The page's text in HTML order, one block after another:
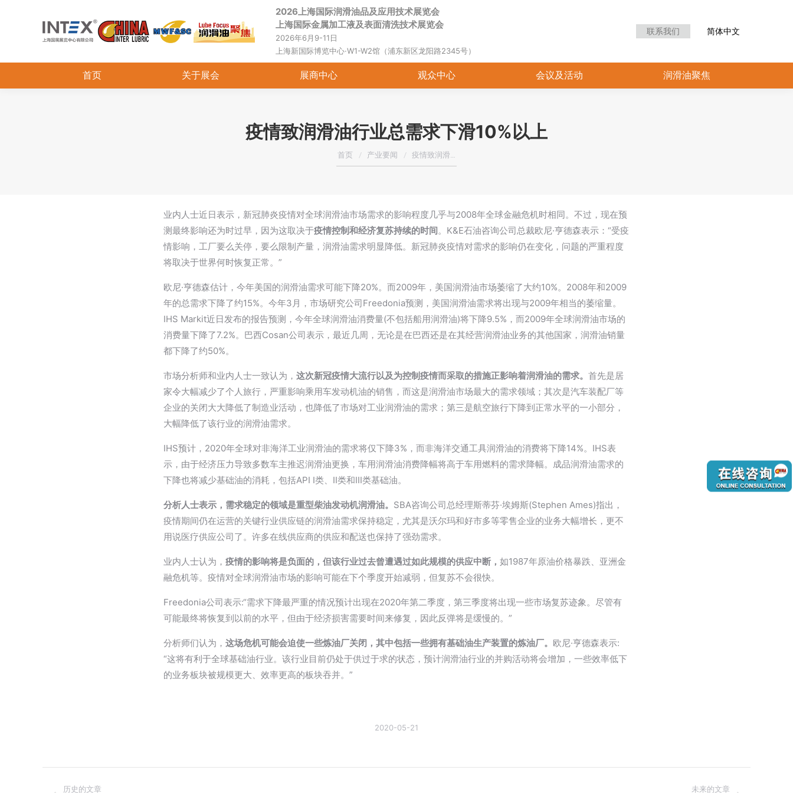
2026上海国际润滑油品及应用技术展览会
上海国际金属加工液及表面清洗技术展览会
2026年6月9-11日
上海新国际博览中心·W1-W2馆（浦东新区龙阳路2345号）
联系我们 简体中文
首页 关于展会 展商中心 观众中心 会议及活动 润滑油聚焦
疫情致润滑油行业总需求下滑10%以上
您在这里：
首页 产业要闻 疫情致润滑…
业内人士近日表示，新冠肺炎疫情对全球润滑油市场需求的影响程度几乎与2008年全球金融危机时相同。不过，现在预
测最终影响还为时过早，因为这取决于疫情控制和经济复苏持续的时间。K&E石油咨询公司总裁欧尼·亨德森表示：“受疫
情影响，工厂要么关停，要么限制产量，润滑油需求明显降低。新冠肺炎疫情对需求的影响仍在变化，问题的严重程度
将取决于世界何时恢复正常。”
欧尼·亨德森估计，今年美国的润滑油需求可能下降20%。而2009年，美国润滑油市场萎缩了大约10%。2008年和2009
年的总需求下降了约15%。今年3月，市场研究公司Freedonia预测，美国润滑油需求将出现与2009年相当的萎缩量。
IHS Markit近日发布的报告预测，今年全球润滑油消费量(不包括船用润滑油)将下降9.5%，而2009年全球润滑油市场的
消费量下降了7.2%。巴西Cosan公司表示，最近几周，无论是在巴西还是在其经营润滑油业务的其他国家，润滑油销量
都下降了约50%。
市场分析师和业内人士一致认为， 这次新冠疫情大流行以及为控制疫情而采取的措施正影响着润滑油的需求。 首先是居
家令大幅减少了个人旅行，严重影响乘用车发动机油的销售，而这是润滑油市场最大的需求领域；其次是汽车装配厂等
企业的关闭大大降低了制造业活动，也降低了市场对工业润滑油的需求；第三是航空旅行下降到正常水平的一小部分，
大幅降低了该行业的润滑油需求。
IHS预计，2020年全球对非海洋工业润滑油的需求将仅下降3%，而非海洋交通工具润滑油的消费将下降14%。IHS表
示，由于经济压力导致多数车主推迟润滑油更换，车用润滑油消费降幅将高于车用燃料的需求降幅。成品润滑油需求的
下降也将减少基础油的消耗，包括API I类、II类和III类基础油。
分析人士表示，需求稳定的领域是重型柴油发动机润滑油。 SBA咨询公司总经理斯蒂芬·埃姆斯(Stephen Ames)指出，
疫情期间仍在运营的关键行业供应链的润滑油需求保持稳定，尤其是沃尔玛和好市多等零售企业的业务大幅增长，更不
用说医疗供应公司了。许多在线供应商的供应和配送也保持了强劲需求。
业内人士认为， 疫情的影响将是负面的，但该行业过去曾遭遇过如此规模的供应中断， 如1987年原油价格暴跌、亚洲金
融危机等。疫情对全球润滑油市场的影响可能在下个季度开始减弱，但复苏不会很快。
Freedonia公司表示:“需求下降最严重的情况预计出现在2020年第二季度，第三季度将出现一些市场复苏迹象。尽管有
可能最终将恢复到以前的水平，但由于经济损害需要时间来修复，因此反弹将是缓慢的。”
分析师们认为， 这场危机可能会迫使一些炼油厂关闭，其中包括一些拥有基础油生产装置的炼油厂。 欧尼·亨德森表示:
“这将有利于全球基础油行业。该行业目前仍处于供过于求的状态，预计润滑油行业的并购活动将会增加，一些效率低下
的业务板块被规模更大、效率更高的板块吞并。”
2020-05-21
历史的文章 未来的文章
首页 关于展会 展商中心